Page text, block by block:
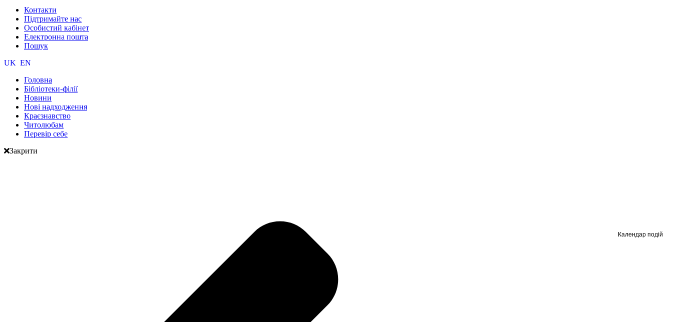
Контакти
Підтримайте нас
Особистий кабінет
Електронна пошта
Пошук
UK EN
Головна
Бібліотеки-філії
Новини
Нові надходження
Краєзнавство
Читолюбам
Перевір себе
Закрити
Календар подій